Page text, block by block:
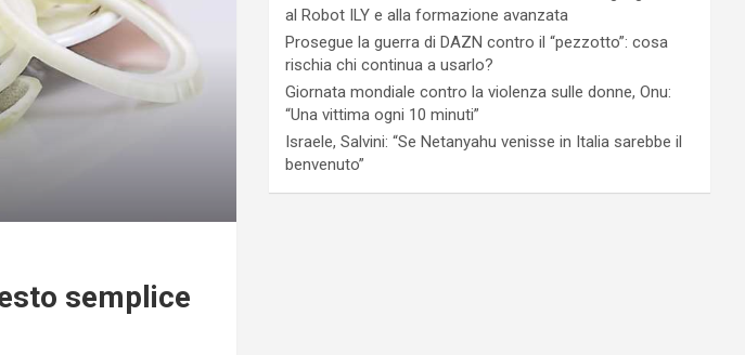
semplice
al Robot ILY e alla formazione avanzata
Prosegue la guerra di DAZN contro il “pezzotto”: cosa
rischia chi continua a usarlo?
Giornata mondiale contro la violenza sulle donne, Onu:
“Una vittima ogni 10 minuti”
Israele, Salvini: “Se Netanyahu venisse in Italia sarebbe il
benvenuto”